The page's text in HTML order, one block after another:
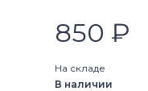
850 ₽
На складе
В наличии